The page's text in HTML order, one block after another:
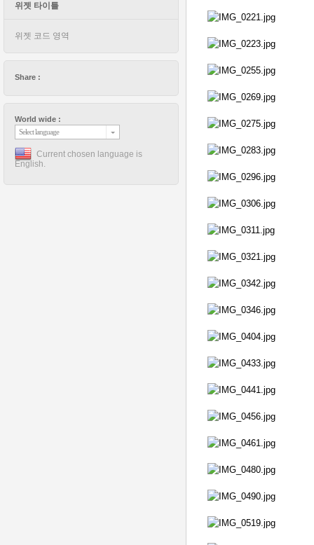
위젯 타이틀
위젯 코드 영역
Share :
World wide :
Select language
Current chosen language is
English.